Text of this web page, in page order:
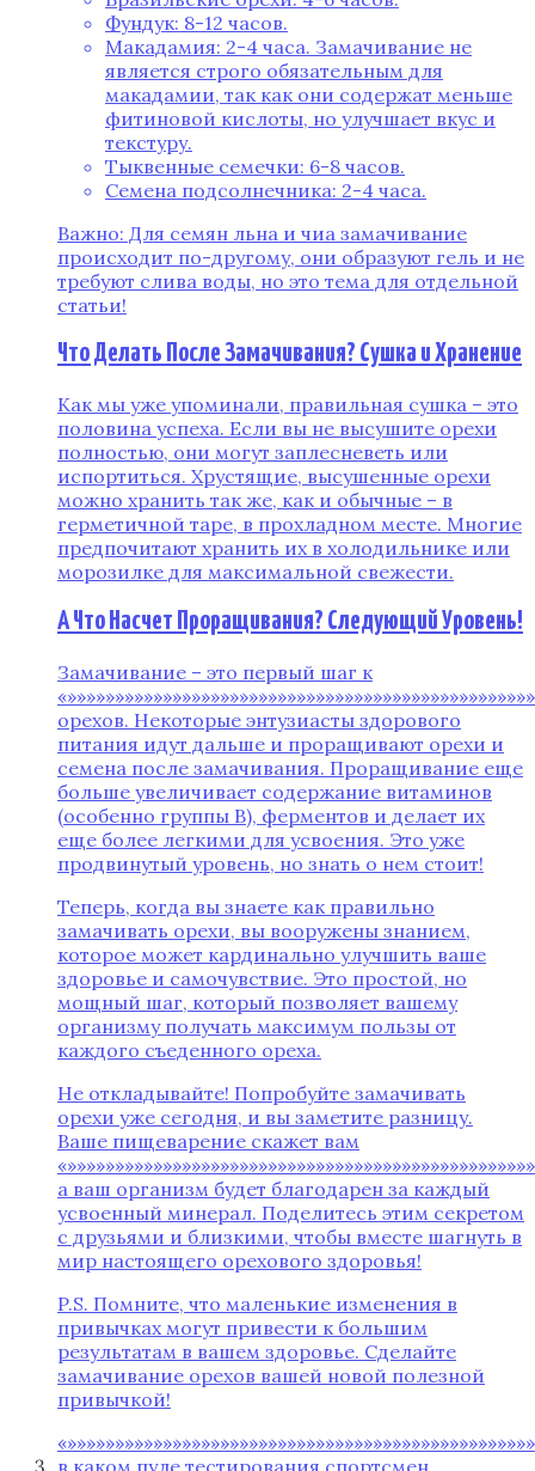
Фундук: 8-12 часов.
Макадамия: 2-4 часа. Замачивание не
является строго обязательным для
макадамии, так как они содержат меньше
фитиновой кислоты, но улучшает вкус и
текстуру.
Тыквенные семечки: 6-8 часов.
Семена подсолнечника: 2-4 часа.
Важно: Для семян льна и чиа замачивание
происходит по-другому, они образуют гель и не
требуют слива воды, но это тема для отдельной
статьи!
Что Делать После Замачивания? Сушка и Хранение
Как мы уже упоминали, правильная сушка – это
половина успеха. Если вы не высушите орехи
полностью, они могут заплесневеть или
испортиться. Хрустящие, высушенные орехи
можно хранить так же, как и обычные – в
герметичной таре, в прохладном месте. Многие
предпочитают хранить их в холодильнике или
морозилке для максимальной свежести.
А Что Насчет Проращивания? Следующий Уровень!
Замачивание – это первый шаг к
орехов. Некоторые энтузиасты здорового
питания идут дальше и проращивают орехи и
семена после замачивания. Проращивание еще
больше увеличивает содержание витаминов
(особенно группы В), ферментов и делает их
еще более легкими для усвоения. Это уже
продвинутый уровень, но знать о нем стоит!
Теперь, когда вы знаете как правильно
замачивать орехи, вы вооружены знанием,
которое может кардинально улучшить ваше
здоровье и самочувствие. Это простой, но
мощный шаг, который позволяет вашему
организму получать максимум пользы от
каждого съеденного ореха.
Не откладывайте! Попробуйте замачивать
орехи уже сегодня, и вы заметите разницу.
Ваше пищеварение скажет вам
а ваш организм будет благодарен за каждый
усвоенный минерал. Поделитесь этим секретом
с друзьями и близкими, чтобы вместе шагнуть в
мир настоящего орехового здоровья!
P.S. Помните, что маленькие изменения в
привычках могут привести к большим
результатам в вашем здоровье. Сделайте
замачивание орехов вашей новой полезной
привычкой!